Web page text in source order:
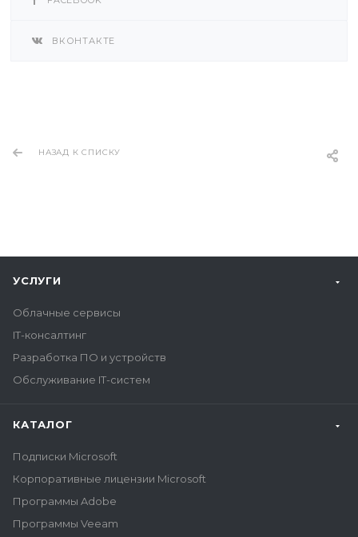
ВКОНТАКТЕ
НАЗАД К СПИСКУ
УСЛУГИ
Облачные сервисы
IT-консалтинг
Разработка ПО и устройств
Обслуживание IT-систем
КАТАЛОГ
Подписки Microsoft
Корпоративные лицензии Microsoft
Программы Adobe
Программы Veeam